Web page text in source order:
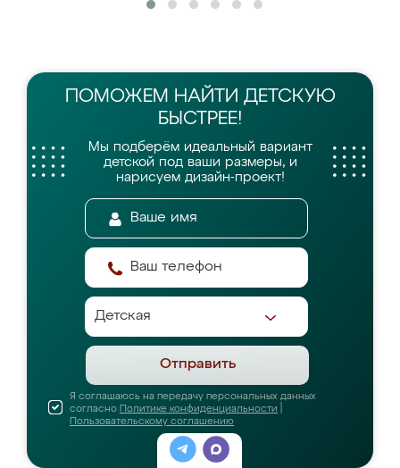
ПОМОЖЕМ НАЙТИ ДЕТСКУЮ
БЫСТРЕЕ!
Мы подберём идеальный вариант
детской под ваши размеры, и
нарисуем дизайн-проект!
Отправить
Я соглашаюсь на передачу персональных данных
согласно Политике конфиденциальности
Пользовательскому соглашению